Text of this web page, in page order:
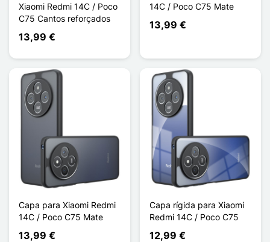
Xiaomi Redmi 14C / Poco
C75 Cantos reforçados
13,99 €
14C / Poco C75 Mate
13,99 €
Capa para Xiaomi Redmi
14C / Poco C75 Mate
13,99 €
Capa rígida para Xiaomi
Redmi 14C / Poco C75
12,99 €